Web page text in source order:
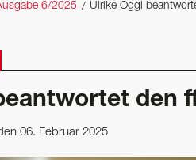
6/2025 Ulrike Öggl
den
06. Februar 2025